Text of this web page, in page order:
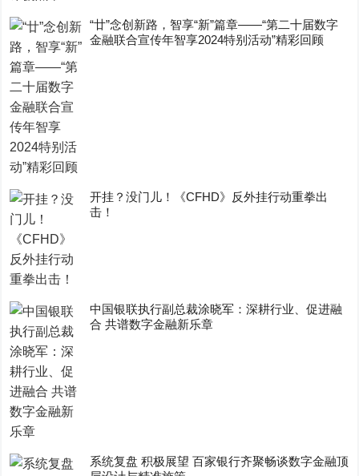
“廿”念创新路，智享“新”篇章——“第二十届数字
金融联合宣传年智享2024特别活动”精彩回顾
开挂？没门儿！《CFHD》反外挂行动重拳出
击！
中国银联执行副总裁涂晓军：深耕行业、促进融
合 共谱数字金融新乐章
系统复盘 积极展望 百家银行齐聚畅谈数字金融顶